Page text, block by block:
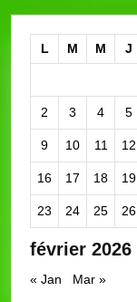
février 2026
L M M J
2 3 4 5
9 10 11 12
16 17 18 19
23 24 25 26
« Jan Mar »